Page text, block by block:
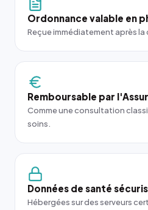
Ordonnance valable en
Reçue immédiatement après
Remboursable par
Comme une consultation
soins.
Données de santé
Hébergées sur des serveurs